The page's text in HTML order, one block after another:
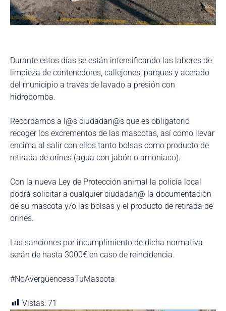
Durante estos días se están intensificando las labores de
limpieza de contenedores, callejones, parques y acerado
del municipio a través de lavado a presión con
hidrobomba.
Recordamos a l@s ciudadan@s que es obligatorio
recoger los excrementos de las mascotas, así como llevar
encima al salir con ellos tanto bolsas como producto de
retirada de orines (agua con jabón o amoniaco).
Con la nueva Ley de Protección animal la policía local
podrá solicitar a cualquier ciudadan@ la documentación
de su mascota y/o las bolsas y el producto de retirada de
orines.
Las sanciones por incumplimiento de dicha normativa
serán de hasta 3000€ en caso de reincidencia.
#NoAvergüencesaTuMascota
Vistas: 71